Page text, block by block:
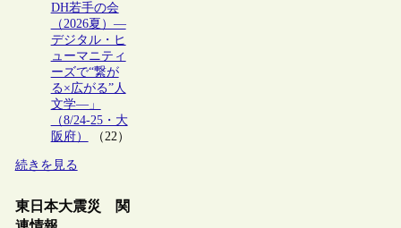
DH若手の会
（2026夏）―
デジタル・ヒ
ューマニティ
ーズで“繋が
る×広がる”人
文学―」
（8/24-25・大
阪府）
（22）
続きを見る
東日本大震災 関